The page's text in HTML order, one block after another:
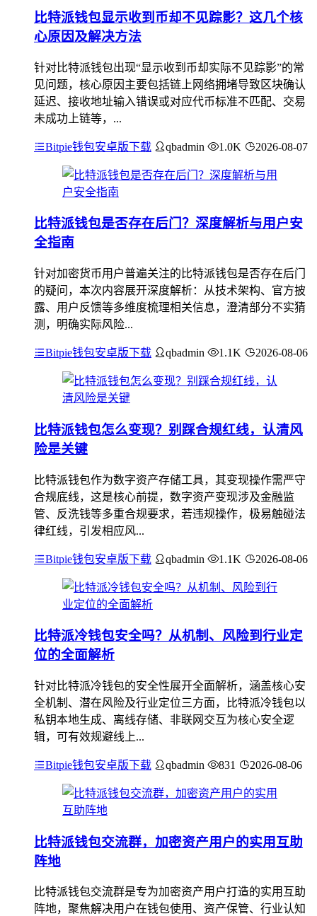
比特派钱包显示收到币却不见踪影？这几个核
心原因及解决方法
针对比特派钱包出现“显示收到币却实际不见踪影”的常
见问题，核心原因主要包括链上网络拥堵导致区块确认
延迟、接收地址输入错误或对应代币标准不匹配、交易
未成功上链等，...
Bitpie钱包安卓版下载 qbadmin 1.0K 2026-08-07
比特派钱包是否存在后门？深度解析与用户安
全指南
针对加密货币用户普遍关注的比特派钱包是否存在后门
的疑问，本次内容展开深度解析：从技术架构、官方披
露、用户反馈等多维度梳理相关信息，澄清部分不实猜
测，明确实际风险...
Bitpie钱包安卓版下载 qbadmin 1.1K 2026-08-06
比特派钱包怎么变现？别踩合规红线，认清风
险是关键
比特派钱包作为数字资产存储工具，其变现操作需严守
合规底线，这是核心前提，数字资产变现涉及金融监
管、反洗钱等多重合规要求，若违规操作，极易触碰法
律红线，引发相应风...
Bitpie钱包安卓版下载 qbadmin 1.1K 2026-08-06
比特派冷钱包安全吗？从机制、风险到行业定
位的全面解析
针对比特派冷钱包的安全性展开全面解析，涵盖核心安
全机制、潜在风险及行业定位三方面，比特派冷钱包以
私钥本地生成、离线存储、非联网交互为核心安全逻
辑，可有效规避线上...
Bitpie钱包安卓版下载 qbadmin 831 2026-08-06
比特派钱包交流群，加密资产用户的实用互助
阵地
比特派钱包交流群是专为加密资产用户打造的实用互助
阵地，聚焦解决用户在钱包使用、资产保管、行业认知